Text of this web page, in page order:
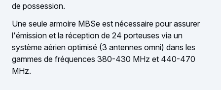
de possession.
Une seule armoire MBSe est nécessaire pour assurer
l'émission et la réception de 24 porteuses via un
système aérien optimisé (3 antennes omni) dans les
gammes de fréquences 380-430 MHz et 440-470
MHz.